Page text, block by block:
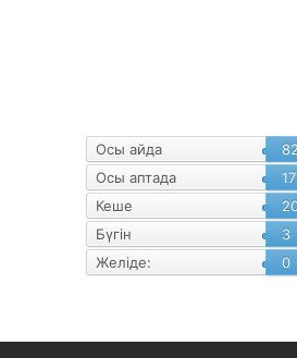
Осы айда
Осы аптада
Кеше
Бүгін
3
Желіде:
0